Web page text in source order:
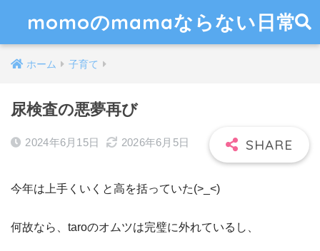
momoのmamaならない日常
ホーム 子育て
尿検査の悪夢再び
2024年6月15日 2026年6月5日
今年は上手くいくと高を括っていた(>_<)
何故なら、taroのオムツは完璧に外れているし、